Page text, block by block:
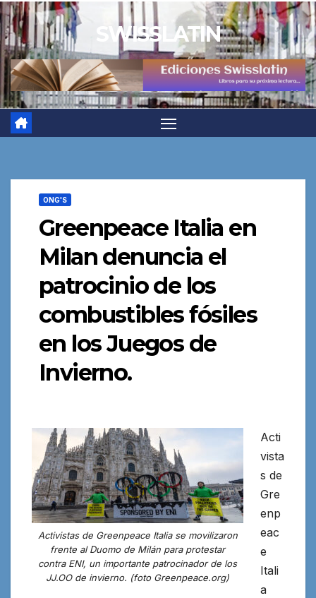
Saltar
al
contenido
SWISSLATIN
ONG'S
Greenpeace Italia en
Milan denuncia el
patrocinio de los
combustibles fósiles
en los Juegos de
Invierno.
Activistas de Greenpeace Italia se movilizaron
frente al Duomo de Milán para protestar
contra ENI, un importante patrocinador de los
JJ.OO de invierno. (foto Greenpeace.org)
Acti
vista
s de
Gre
enp
eac
e
Itali
a